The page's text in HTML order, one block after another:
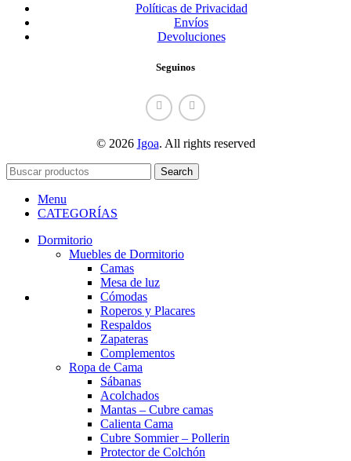
Políticas de Privacidad
Envíos
Devoluciones
Seguinos
© 2026 Igoa. All rights reserved
Search
Menu
CATEGORÍAS
Dormitorio
Muebles de Dormitorio
Camas
Mesa de luz
Cómodas
Roperos y Placares
Respaldos
Zapateras
Complementos
Ropa de Cama
Sábanas
Acolchados
Mantas – Cubre camas
Calienta Cama
Cubre Sommier – Pollerin
Protector de Colchón